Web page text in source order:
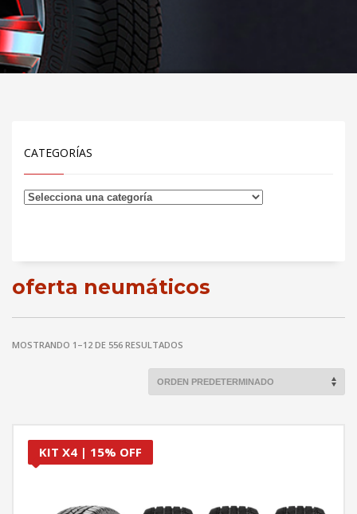
oferta neumáticos
MOSTRANDO 1–12 DE 556 RESULTADOS
KIT X4 | 15% OFF
CATEGORÍAS